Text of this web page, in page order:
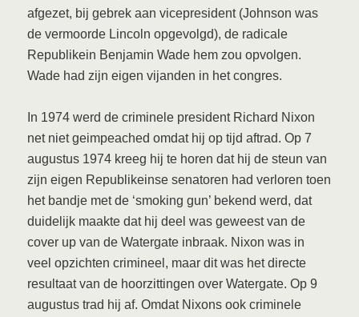
afgezet, bij gebrek aan vicepresident (Johnson was
de vermoorde Lincoln opgevolgd), de radicale
Republikein Benjamin Wade hem zou opvolgen.
Wade had zijn eigen vijanden in het congres.
In 1974 werd de criminele president Richard Nixon
net niet geimpeached omdat hij op tijd aftrad. Op 7
augustus 1974 kreeg hij te horen dat hij de steun van
zijn eigen Republikeinse senatoren had verloren toen
het bandje met de ‘smoking gun’ bekend werd, dat
duidelijk maakte dat hij deel was geweest van de
cover up van de Watergate inbraak. Nixon was in
veel opzichten crimineel, maar dit was het directe
resultaat van de hoorzittingen over Watergate. Op 9
augustus trad hij af. Omdat Nixons ook criminele